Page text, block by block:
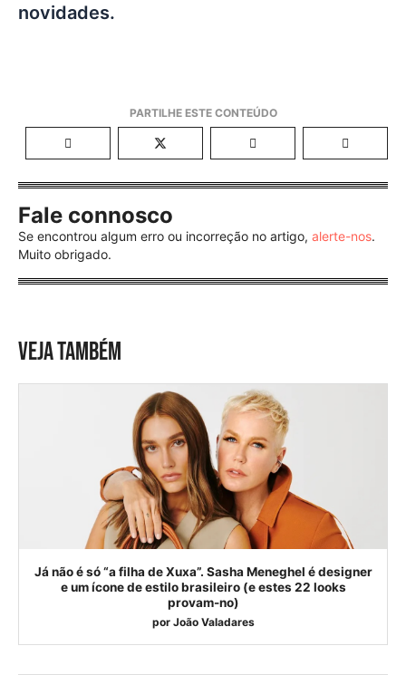
novidades.
Fale connosco
Se encontrou algum erro ou incorreção no artigo, alerte-nos.
Muito obrigado.
VEJA TAMBÉM
Já não é só “a filha de Xuxa”. Sasha Meneghel é designer
e um ícone de estilo brasileiro (e estes 22 looks
provam-no)
por João Valadares